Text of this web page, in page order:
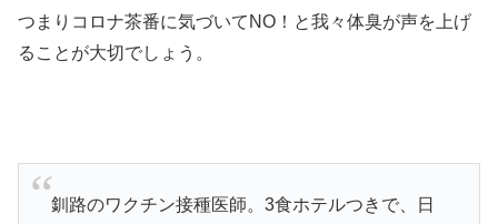
つまりコロナ茶番に気づいてNO！と我々体臭が声を上げ
ることが大切でしょう。
釧路のワクチン接種医師。3食ホテルつきで、日